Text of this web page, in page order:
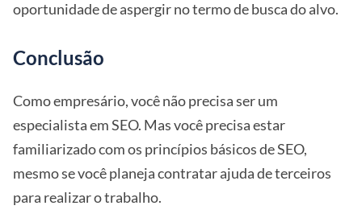
oportunidade de aspergir no termo de busca do alvo.
Conclusão
Como empresário, você não precisa ser um
especialista em SEO. Mas você precisa estar
familiarizado com os princípios básicos de SEO,
mesmo se você planeja contratar ajuda de terceiros
para realizar o trabalho.